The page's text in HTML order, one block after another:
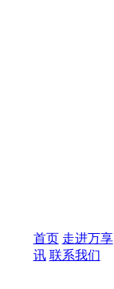
首页 走进万享
讯 联系我们